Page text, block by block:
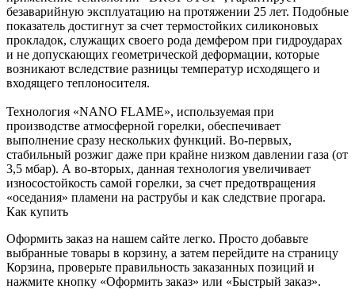
безаварийную эксплуатацию на протяжении 25 лет. Подобные
показатель достигнут за счет термостойких силиконовых
прокладок, служащих своего рода демфером при гидроударах
и не допускающих геометрической деформации, которые
возникают вследствие разницы температур исходящего и
входящего теплоносителя.
Технология «NANO FLAME», используемая при
производстве атмосферной горелки, обеспечивает
выполнение сразу нескольких функций. Во-первых,
стабильный розжиг даже при крайне низком давлении газа (от
3,5 мбар). А во-вторых, данная технология увеличивает
износостойкость самой горелки, за счет предотвращения
«оседания» пламени на раструбы и как следствие прогара.
Как купить
Оформить заказ на нашем сайте легко. Просто добавьте
выбранные товары в корзину, а затем перейдите на страницу
Корзина, проверьте правильность заказанных позиций и
нажмите кнопку «Оформить заказ» или «Быстрый заказ».